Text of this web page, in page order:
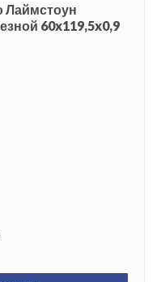
Лаймстоун
60x119,5x0,9